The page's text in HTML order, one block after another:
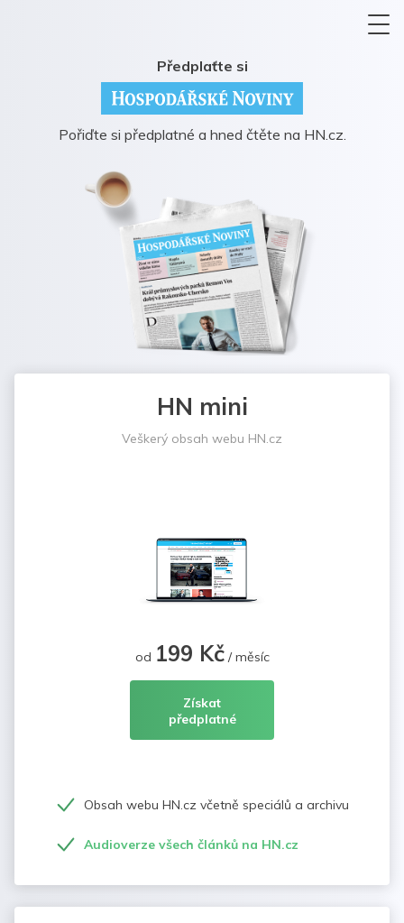
Předplaťte si
Pořiďte si předplatné a hned čtěte na HN.cz.
HN mini
Veškerý obsah webu HN.cz
od 199 Kč/ měsíc
Získat
předplatné
Obsah webu HN.cz včetně speciálů a archivu
Audioverze všech článků na HN.cz